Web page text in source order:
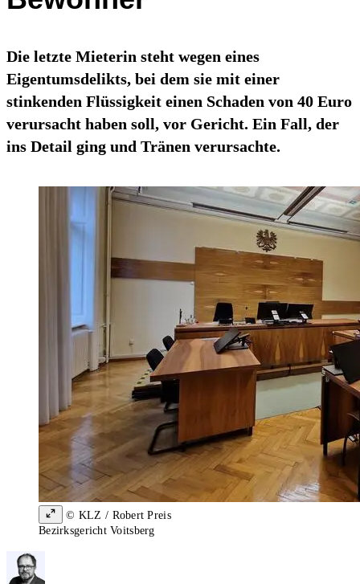
Die letzte Mieterin steht wegen eines
Eigentumsdelikts, bei dem sie mit einer
stinkenden Flüssigkeit einen Schaden von 40 Euro
verursacht haben soll, vor Gericht. Ein Fall, der
ins Detail ging und Tränen verursachte.
© KLZ / Robert Preis
Bezirksgericht Voitsberg